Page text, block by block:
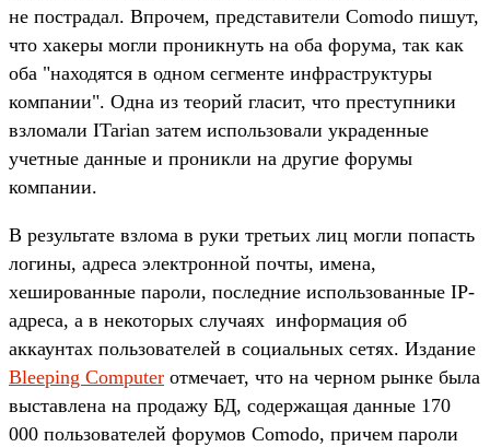
не пострадал. Впрочем, представители Comodo пишут,
что хакеры могли проникнуть на оба форума, так как
оба "находятся в одном сегменте инфраструктуры
компании". Одна из теорий гласит, что преступники
взломали ITarian затем использовали украденные
учетные данные и проникли на другие форумы
компании.
В результате взлома в руки третьих лиц могли попасть
логины, адреса электронной почты, имена,
хешированные пароли, последние использованные IP-
адреса, а в некоторых случаях информация об
аккаунтах пользователей в социальных сетях. Издание
Bleeping Computer отмечает, что на черном рынке была
выставлена на продажу БД, содержащая данные 170
000 пользователей форумов Comodo, причем пароли